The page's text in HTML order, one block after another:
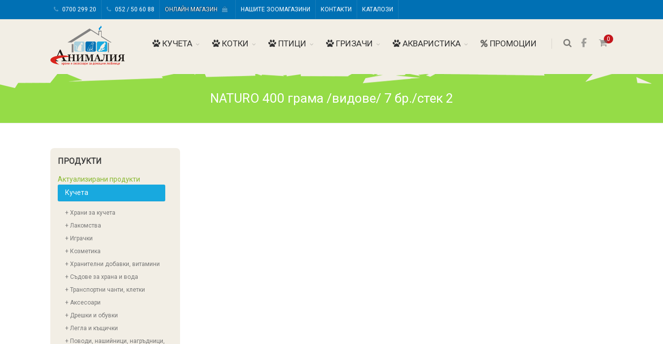
0700 299 20 052 / 50 60 88 ОНЛАЙН МАГАЗИН НАШИТЕ ЗООМАГАЗИНИ КОНТАКТИ КАТАЛОЗИ
0
КУЧЕТА КОТКИ ПТИЦИ ГРИЗАЧИ АКВАРИСТИКА ПРОМОЦИИ
NATURO 400 грама /видове/ 7 бр./стек 2
ПРОДУКТИ
Актуализирани продукти
Кучета
+ Храни за кучета
+ Лакомства
+ Играчки
+ Козметика
+ Хранителни добавки, витамини
+ Съдове за храна и вода
+ Транспортни чанти, клетки
+ Аксесоари
+ Дрешки и обувки
+ Легла и къщички
+ Поводи, нашийници, нагръдници,